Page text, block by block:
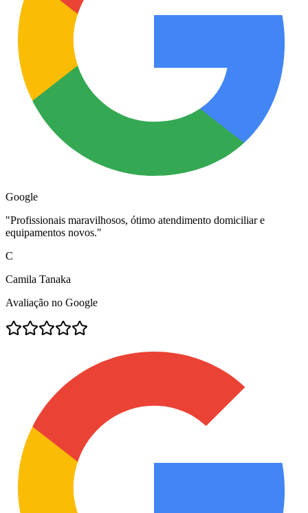
Google
"Profissionais maravilhosos, ótimo atendimento domiciliar e
equipamentos novos."
C
Camila Tanaka
Avaliação no Google